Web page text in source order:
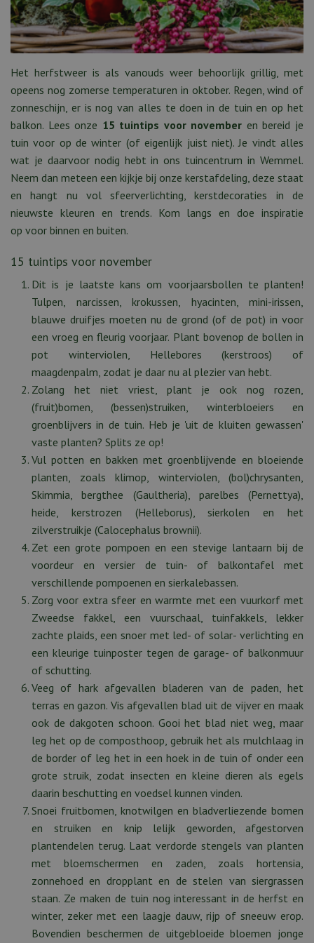
Het herfstweer is als vanouds weer behoorlijk grillig, met
opeens nog zomerse temperaturen in oktober. Regen, wind of
zonneschijn, er is nog van alles te doen in de tuin en op het
balkon. Lees onze 15 tuintips voor november en bereid je
tuin voor op de winter (of eigenlijk juist niet). Je vindt alles
wat je daarvoor nodig hebt in ons tuincentrum in Wemmel.
Neem dan meteen een kijkje bij onze kerstafdeling, deze staat
en hangt nu vol sfeerverlichting, kerstdecoraties in de
nieuwste kleuren en trends. Kom langs en doe inspiratie
op voor binnen en buiten.
15 tuintips voor november
Dit is je laatste kans om voorjaarsbollen te planten!
Tulpen, narcissen, krokussen, hyacinten, mini-irissen,
blauwe druifjes moeten nu de grond (of de pot) in voor
een vroeg en fleurig voorjaar. Plant bovenop de bollen in
pot winterviolen, Hellebores (kerstroos) of
maagdenpalm, zodat je daar nu al plezier van hebt.
Zolang het niet vriest, plant je ook nog rozen,
(fruit)bomen, (bessen)struiken, winterbloeiers en
groenblijvers in de tuin. Heb je 'uit de kluiten gewassen'
vaste planten? Splits ze op!
Vul potten en bakken met groenblijvende en bloeiende
planten, zoals klimop, winterviolen, (bol)chrysanten,
Skimmia, bergthee (Gaultheria), parelbes (Pernettya),
heide, kerstrozen (Helleborus), sierkolen en het
zilverstruikje (Calocephalus brownii).
Zet een grote pompoen en een stevige lantaarn bij de
voordeur en versier de tuin- of balkontafel met
verschillende pompoenen en sierkalebassen.
Zorg voor extra sfeer en warmte met een vuurkorf met
Zweedse fakkel, een vuurschaal, tuinfakkels, lekker
zachte plaids, een snoer met led- of solar- verlichting en
een kleurige tuinposter tegen de garage- of balkonmuur
of schutting.
Veeg of hark afgevallen bladeren van de paden, het
terras en gazon. Vis afgevallen blad uit de vijver en maak
ook de dakgoten schoon. Gooi het blad niet weg, maar
leg het op de composthoop, gebruik het als mulchlaag in
de border of leg het in een hoek in de tuin of onder een
grote struik, zodat insecten en kleine dieren als egels
daarin beschutting en voedsel kunnen vinden.
Snoei fruitbomen, knotwilgen en bladverliezende bomen
en struiken en knip lelijk geworden, afgestorven
plantendelen terug. Laat verdorde stengels van planten
met bloemschermen en zaden, zoals hortensia,
zonnehoed en dropplant en de stelen van siergrassen
staan. Ze maken de tuin nog interessant in de herfst en
winter, zeker met een laagje dauw, rijp of sneeuw erop.
Bovendien beschermen de uitgebloeide bloemen jonge